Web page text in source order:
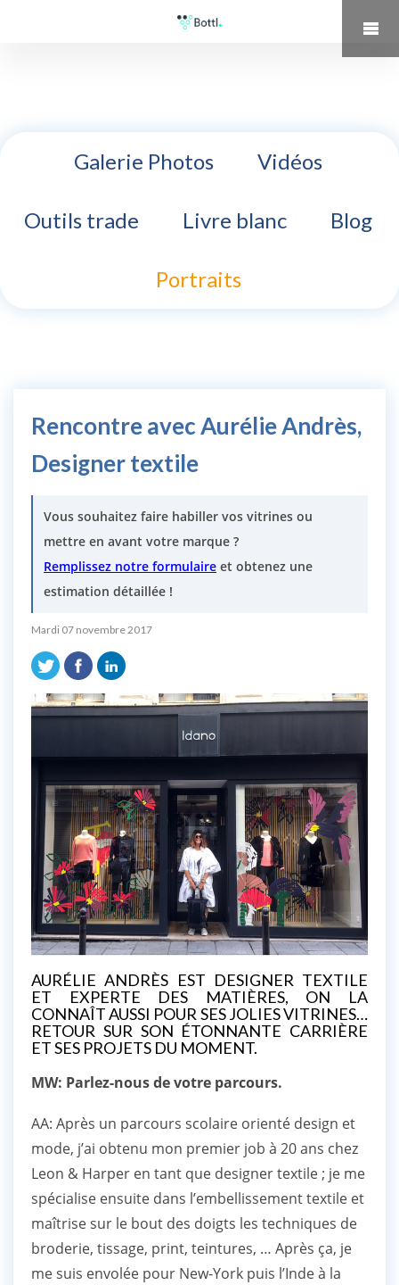
Galerie Photos Vidéos
Outils trade Livre blanc Blog
Portraits
Rencontre avec Aurélie Andrès,
Designer textile
Vous souhaitez faire habiller vos vitrines ou
mettre en avant votre marque ?
Remplissez notre formulaire et obtenez une
estimation détaillée !
Mardi 07 novembre 2017
AURÉLIE ANDRÈS EST DESIGNER TEXTILE
ET EXPERTE DES MATIÈRES, ON LA
CONNAÎT AUSSI POUR SES JOLIES VITRINES…
RETOUR SUR SON ÉTONNANTE CARRIÈRE
ET SES PROJETS DU MOMENT.
MW: Parlez-nous de votre parcours.
AA: Après un parcours scolaire orienté design et
mode, j’ai obtenu mon premier job à 20 ans chez
Leon & Harper en tant que designer textile ; je me
spécialise ensuite dans l’embellissement textile et
maîtrise sur le bout des doigts les techniques de
broderie, tissage, print, teintures, … Après ça, je
me suis envolée pour New-York puis l’Inde à la